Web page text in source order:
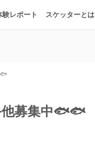
験レポート スケッターとは
募集中🐟🐟